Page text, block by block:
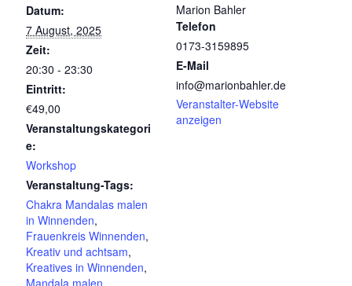
Datum:
7 August, 2025
Zeit:
20:30 - 23:30
Eintritt:
€49,00
Veranstaltungskategori
e:
Workshop
Veranstaltung-Tags:
Chakra Mandalas malen
in Winnenden,
Frauenkreis Winnenden,
Kreativ und achtsam,
Kreatives in Winnenden,
Mandala malen,
Marion Bahler
Telefon
0173-3159895
E-Mail
info@marionbahler.de
Veranstalter-Website
anzeigen